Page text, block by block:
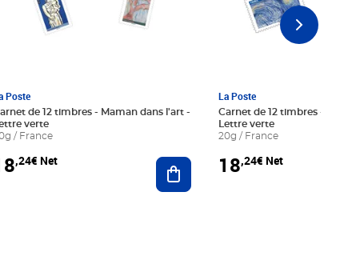
panier
Poste
de 12 timbres - Maman dans l'art -
verte
/ France
,24€ Net Ajouter au panier
La Poste
Carnet de 12 timbres - Le
Lettre verte
20g / France
18,24€ Net